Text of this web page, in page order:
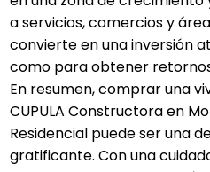
a servicios, comercios y
convierte en una inversión
como para obtener
En resumen, comprar una
CUPULA Constructora en
Residencial puede ser una
gratificante. Con una